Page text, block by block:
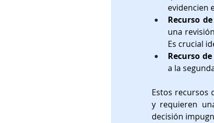
evidencien
Recurso
una
Es crucial
Recurso
a la
Estos recursos
y requieren
decisión